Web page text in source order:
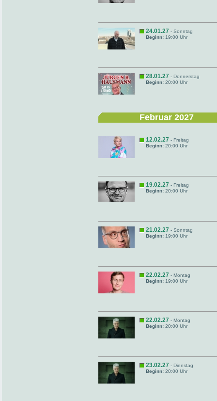
24.01.27 - Sonntag
Beginn: 19:00 Uhr
28.01.27 - Donnerstag
Beginn: 20:00 Uhr
Februar 2027
12.02.27 - Freitag
Beginn: 20:00 Uhr
19.02.27 - Freitag
Beginn: 20:00 Uhr
21.02.27 - Sonntag
Beginn: 19:00 Uhr
22.02.27 - Montag
Beginn: 19:00 Uhr
22.02.27 - Montag
Beginn: 20:00 Uhr
23.02.27 - Dienstag
Beginn: 20:00 Uhr